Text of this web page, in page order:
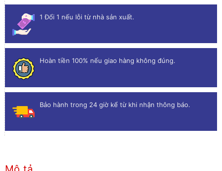
1 Đổi 1 nếu lỗi từ nhà sản xuất.
Hoàn tiền 100% nếu giao hàng không đúng.
Bảo hành trong 24 giờ kể từ khi nhận thông báo.